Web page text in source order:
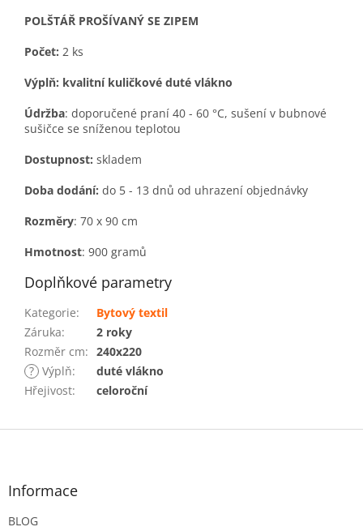
POLŠTÁŘ PROŠÍVANÝ SE ZIPEM
Počet: 2 ks
Výplň: kvalitní kuličkové duté vlákno
Údržba: doporučené praní 40 - 60 °C, sušení v bubnové
sušičce se sníženou teplotou
Dostupnost: skladem
Doba dodání: do 5 - 13 dnů od uhrazení objednávky
Rozměry: 70 x 90 cm
Hmotnost: 900 gramů
Doplňkové parametry
Kategorie:
Bytový textil
Záruka:
2 roky
Rozměr cm: 240x220
? Výplň:
duté vlákno
Hřejivost: celoroční
Z
Informace
BLOG